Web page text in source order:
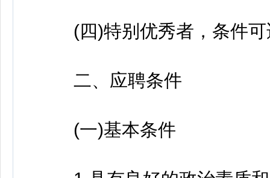
(四)特别优秀者，条件可
二、应聘条件
(一)基本条件